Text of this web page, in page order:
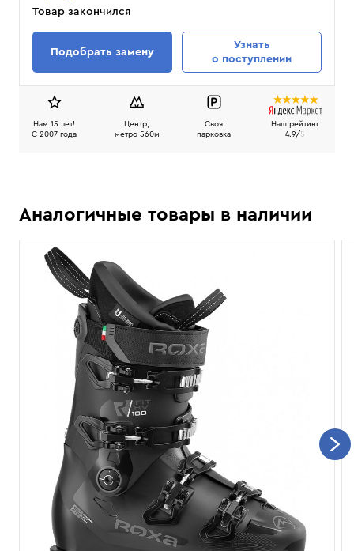
Товар закончился
Подобрать замену
Узнать
о поступлении
Нам 15 лет!
C 2007 года
Центр,
метро 560м
Своя
парковка
Наш рейтинг
4.9/5
Аналогичные товары в наличии